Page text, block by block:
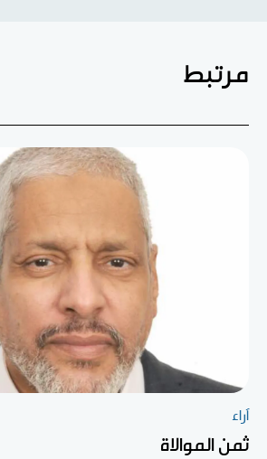
مرتبط
آراء
ثمن الموالاة